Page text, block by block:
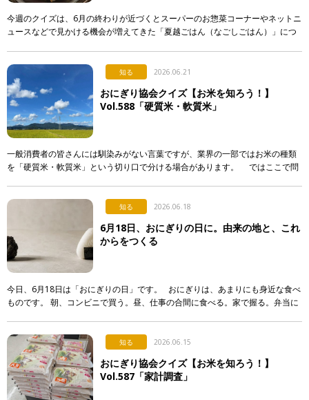
今週のクイズは、6月の終わりが近づくとスーパーのお惣菜コーナーやネットニ
ュースなどで見かける機会が増えてきた「夏越ごはん（なごしごはん）」につ
知る 2026.06.21
おにぎり協会クイズ【お米を知ろう！】
Vol.588「硬質米・軟質米」
一般消費者の皆さんには馴染みがない言葉ですが、業界の一部ではお米の種類
を「硬質米・軟質米」という切り口で分ける場合があります。 ではここで問
知る 2026.06.18
6月18日、おにぎりの日に。由来の地と、これ
からをつくる
今日、6月18日は「おにぎりの日」です。 おにぎりは、あまりにも身近な食べ
ものです。 朝、コンビニで買う。昼、仕事の合間に食べる。家で握る。弁当に
知る 2026.06.15
おにぎり協会クイズ【お米を知ろう！】
Vol.587「家計調査」